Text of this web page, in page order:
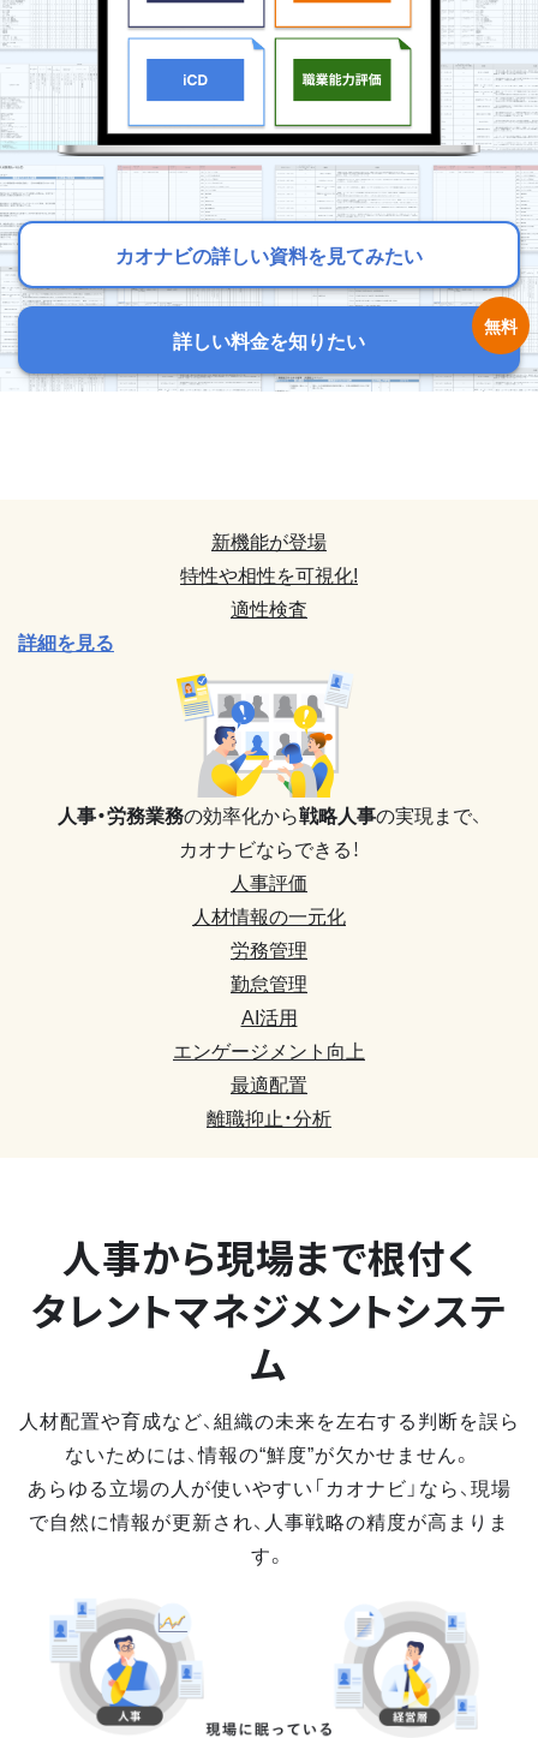
カオナビの詳しい資料を見てみたい
詳しい料金を知りたい
カオナビの詳しい資料を見てみたい
詳しい料金を知りたい
カオナビの詳しい資料を見てみたい
詳しい料金を知りたい
新機能が登場
特性や相性を可視化!
適性検査
詳細を見る
人事・労務業務の効率化から戦略人事の実現まで、
カオナビならできる！
人事評価
人材情報の一元化
労務管理
勤怠管理
AI活用
エンゲージメント向上
最適配置
離職抑止・分析
人事から現場まで根付く
タレントマネジメントシステ
ム
人材配置や育成など、組織の未来を左右する判断を誤ら
ないためには、情報の“鮮度”が欠かせません。
あらゆる立場の人が使いやすい「カオナビ」なら、現場
で自然に情報が更新され、人事戦略の精度が高まりま
す。